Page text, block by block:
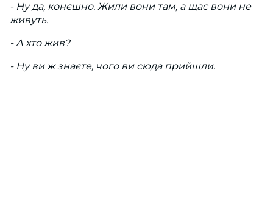
- Ну да, конєшно. Жили вони там, а щас вони не
живуть.
- А хто жив?
- Ну ви ж знаєте, чого ви сюда прийшли.